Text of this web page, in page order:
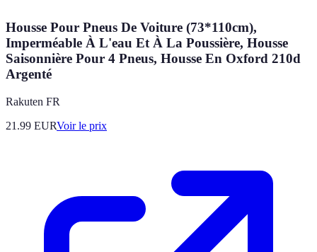
Housse Pour Pneus De Voiture (73*110cm),
Imperméable À L'eau Et À La Poussière, Housse
Saisonnière Pour 4 Pneus, Housse En Oxford 210d
Argenté
Rakuten FR
21.99 EURVoir le prix